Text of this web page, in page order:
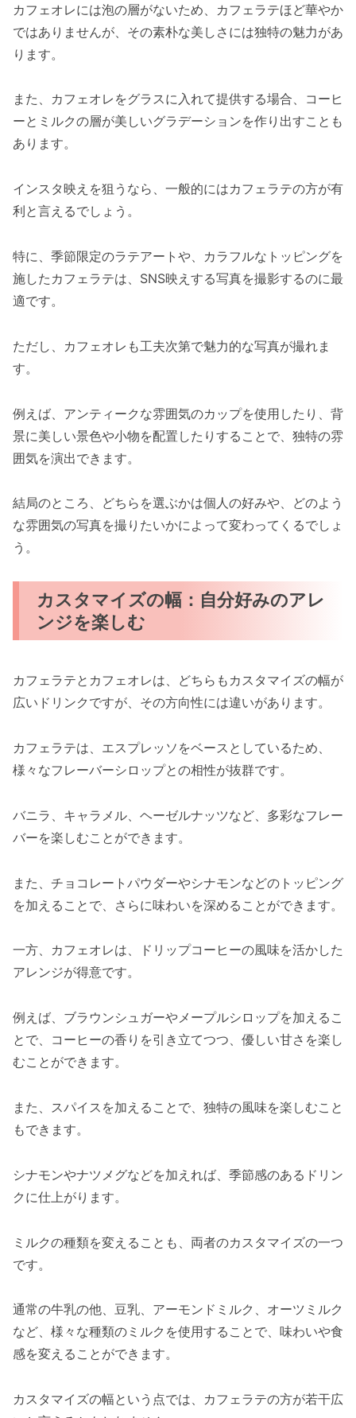
カフェオレには泡の層がないため、カフェラテほど華やか
ではありませんが、その素朴な美しさには独特の魅力があ
ります。
また、カフェオレをグラスに入れて提供する場合、コーヒ
ーとミルクの層が美しいグラデーションを作り出すことも
あります。
インスタ映えを狙うなら、一般的にはカフェラテの方が有
利と言えるでしょう。
特に、季節限定のラテアートや、カラフルなトッピングを
施したカフェラテは、SNS映えする写真を撮影するのに最
適です。
ただし、カフェオレも工夫次第で魅力的な写真が撮れま
す。
例えば、アンティークな雰囲気のカップを使用したり、背
景に美しい景色や小物を配置したりすることで、独特の雰
囲気を演出できます。
結局のところ、どちらを選ぶかは個人の好みや、どのよう
な雰囲気の写真を撮りたいかによって変わってくるでしょ
う。
カスタマイズの幅：自分好みのアレ
ンジを楽しむ
カフェラテとカフェオレは、どちらもカスタマイズの幅が
広いドリンクですが、その方向性には違いがあります。
カフェラテは、エスプレッソをベースとしているため、
様々なフレーバーシロップとの相性が抜群です。
バニラ、キャラメル、ヘーゼルナッツなど、多彩なフレー
バーを楽しむことができます。
また、チョコレートパウダーやシナモンなどのトッピング
を加えることで、さらに味わいを深めることができます。
一方、カフェオレは、ドリップコーヒーの風味を活かした
アレンジが得意です。
例えば、ブラウンシュガーやメープルシロップを加えるこ
とで、コーヒーの香りを引き立てつつ、優しい甘さを楽し
むことができます。
また、スパイスを加えることで、独特の風味を楽しむこと
もできます。
シナモンやナツメグなどを加えれば、季節感のあるドリン
クに仕上がります。
ミルクの種類を変えることも、両者のカスタマイズの一つ
です。
通常の牛乳の他、豆乳、アーモンドミルク、オーツミルク
など、様々な種類のミルクを使用することで、味わいや食
感を変えることができます。
カスタマイズの幅という点では、カフェラテの方が若干広